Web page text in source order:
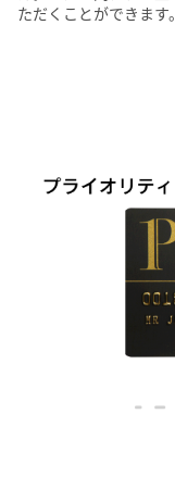
ただくことができます。